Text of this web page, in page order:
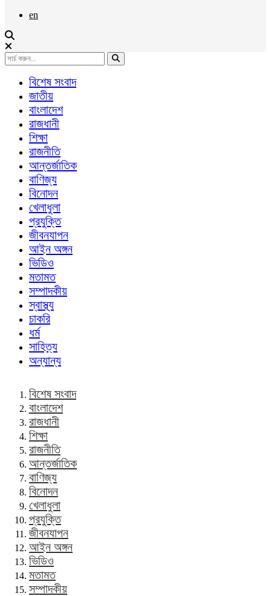
en
বিশেষ সংবাদ
জাতীয়
বাংলাদেশ
রাজধানী
শিক্ষা
রাজনীতি
আন্তর্জাতিক
বাণিজ্য
বিনোদন
খেলাধুলা
প্রযুক্তি
জীবনযাপন
আইন অঙ্গন
ভিডিও
মতামত
সম্পাদকীয়
স্বাস্থ্য
চাকরি
ধর্ম
সাহিত্য
অন্যান্য
বিশেষ সংবাদ
বাংলাদেশ
রাজধানী
শিক্ষা
রাজনীতি
আন্তর্জাতিক
বাণিজ্য
বিনোদন
খেলাধুলা
প্রযুক্তি
জীবনযাপন
আইন অঙ্গন
ভিডিও
মতামত
সম্পাদকীয়